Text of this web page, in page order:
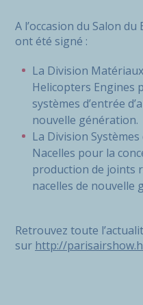
A l’occasion du Salon
ont été signé :
La Division
Helicopters Engines
systèmes d’entrée
nouvelle génération.
La Division Systèmes
Nacelles pour la
production de joints
nacelles de nouvelle
Retrouvez toute
sur http://